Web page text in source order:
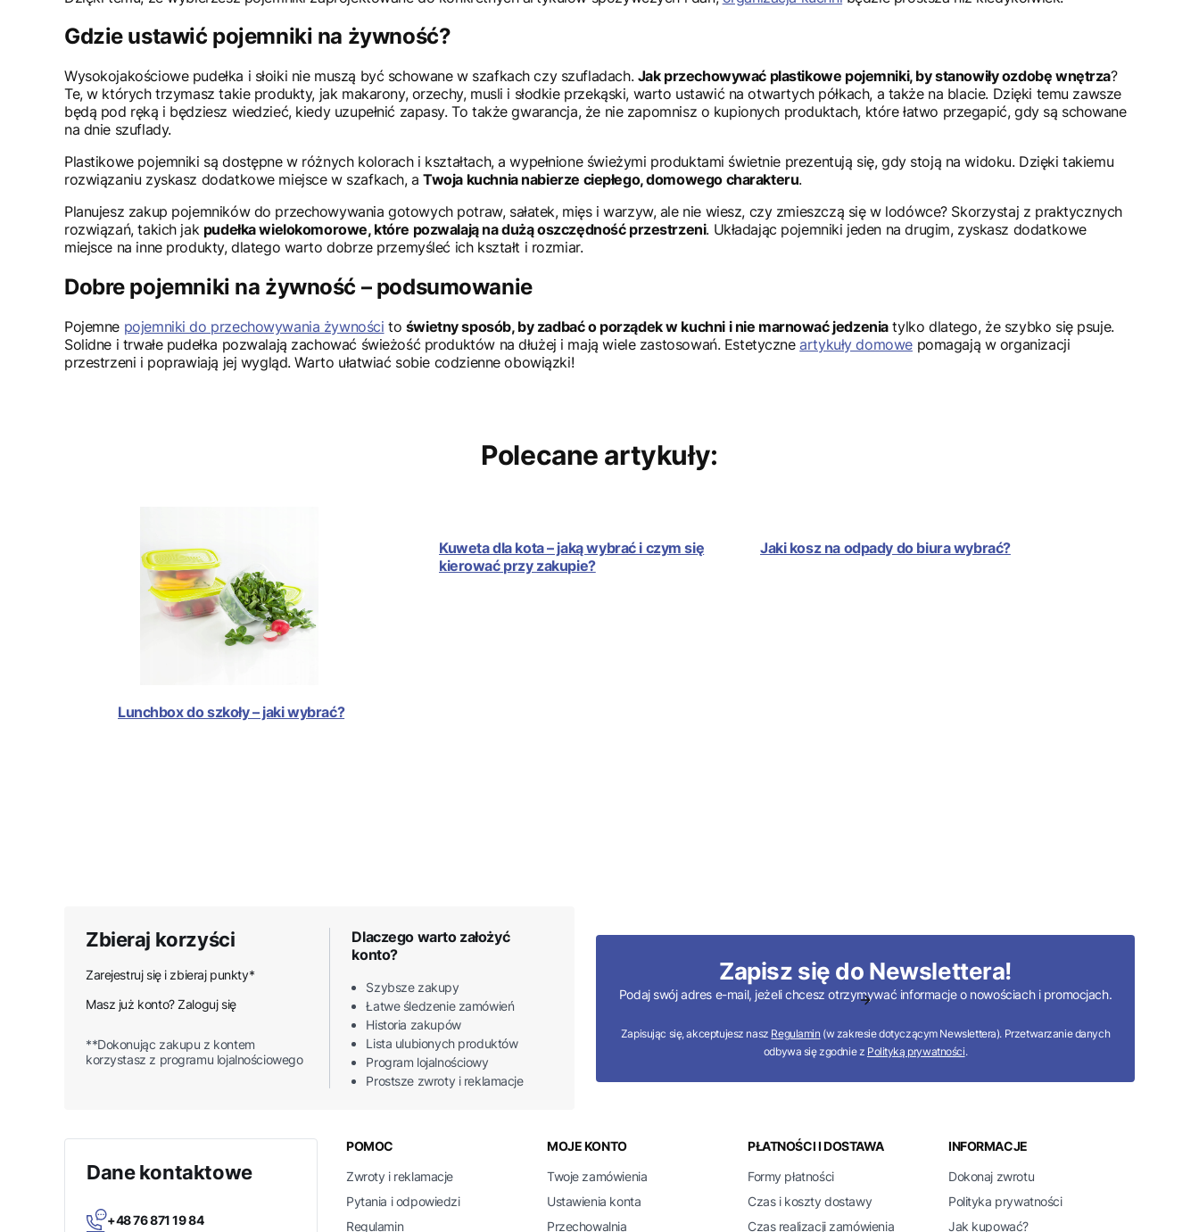
Gdzie ustawić pojemniki na żywność?
Wysokojakościowe pudełka i słoiki nie muszą być schowane w szafkach czy szufladach. Jak przechowywać plastikowe pojemniki, by stanowiły ozdobę wnętrza?
Te, w których trzymasz takie produkty, jak makarony, orzechy, musli i słodkie przekąski, warto ustawić na otwartych półkach, a także na blacie. Dzięki temu zawsze
będą pod ręką i będziesz wiedzieć, kiedy uzupełnić zapasy. To także gwarancja, że nie zapomnisz o kupionych produktach, które łatwo przegapić, gdy są schowane
na dnie szuflady.
Plastikowe pojemniki są dostępne w różnych kolorach i kształtach, a wypełnione świeżymi produktami świetnie prezentują się, gdy stoją na widoku. Dzięki takiemu
rozwiązaniu zyskasz dodatkowe miejsce w szafkach, aTwoja kuchnia nabierze ciepłego, domowego charakteru.
Planujesz zakup pojemników do przechowywania gotowych potraw, sałatek, mięs i warzyw, ale nie wiesz, czy zmieszczą się w lodówce? Skorzystaj z praktycznych
rozwiązań, takich jak pudełka wielokomorowe, które pozwalają na dużą oszczędność przestrzeni. Układając pojemniki jeden na drugim, zyskasz dodatkowe
miejsce na inne produkty, dlatego warto dobrze przemyśleć ich kształt i rozmiar.
Dobre pojemniki na żywność – podsumowanie
Pojemne pojemniki do przechowywania żywności to świetny sposób, by zadbać o porządek w kuchni i nie marnować jedzeniatylko dlatego, że szybko się psuje.
Solidne i trwałe pudełka pozwalają zachować świeżość produktów na dłużej i mają wiele zastosowań. Estetyczneartykuły domowepomagają w organizacji
przestrzeni i poprawiają jej wygląd. Warto ułatwiać sobie codzienne obowiązki!
Polecane artykuły:
Lunchbox do szkoły – jaki wybrać?
Kuweta dla kota – jaką wybrać i czym się
kierować przy zakupie?
Jaki kosz na odpady do biura wybrać?
Zbieraj korzyści
Zarejestruj się i zbieraj punkty*
Masz już konto? Zaloguj się
**Dokonując zakupu z kontem
korzystasz z programu lojalnościowego
Dlaczego warto założyć
konto?
Szybsze zakupy
Łatwe śledzenie zamówień
Historia zakupów
Lista ulubionych produktów
Program lojalnościowy
Prostsze zwroty i reklamacje
Zapisz się do Newslettera!
Podaj swój adres e-mail, jeżeli chcesz otrzymywać informacje o nowościach i promocjach.
Zapisując się, akceptujesz nasz Regulamin (w zakresie dotyczącym Newslettera). Przetwarzanie danych
odbywa się zgodnie z Polityką prywatności.
Dane kontaktowe
+48 76 871 19 84
Linki w stopce
POMOC
Zwroty i reklamacje
Pytania i odpowiedzi
Regulamin
MOJE KONTO
Twoje zamówienia
Ustawienia konta
Przechowalnia
PŁATNOŚCI I DOSTAWA
Formy płatności
Czas i koszty dostawy
Czas realizacji zamówienia
INFORMACJE
Dokonaj zwrotu
Polityka prywatności
Jak kupować?